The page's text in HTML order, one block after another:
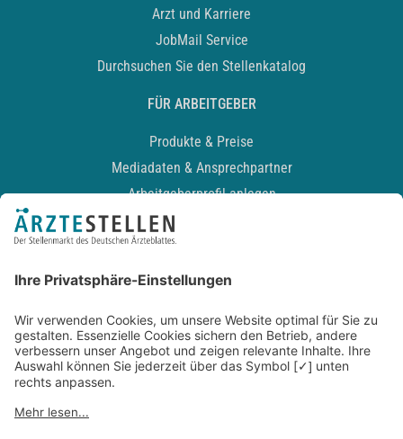
Arzt und Karriere
JobMail Service
Durchsuchen Sie den Stellenkatalog
FÜR ARBEITGEBER
Produkte & Preise
Mediadaten & Ansprechpartner
Arbeitgeberprofil anlegen
Recruiting-Podcast
Kontakt
Datenschutz
Newsletter